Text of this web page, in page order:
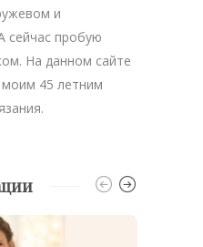
и
сейчас пробую
На данном сайте
моим 45 летним